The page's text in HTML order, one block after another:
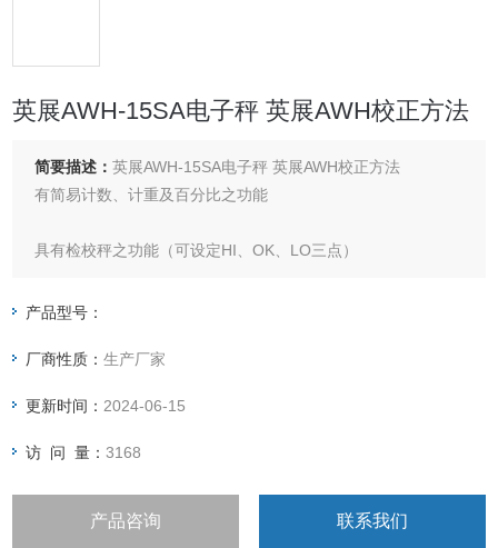
英展AWH-15SA电子秤 英展AWH校正方法
简要描述：英展AWH-15SA电子秤 英展AWH校正方法
有简易计数、计重及百分比之功能
具有检校秤之功能（可设定HI、OK、LO三点）
具有自动校正、自动零点追踪之功能
具有15段滤波稳定范围设定之功能
大液晶LCD显示清晰易读，具有LED背光功能
产品型号：
厂商性质：生产厂家
更新时间： 2024-06-15
访 问 量：3168
产品咨询 联系我们